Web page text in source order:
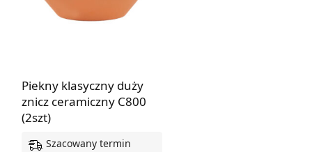
Piekny klasyczny duży
znicz ceramiczny C800
(2szt)
Szacowany termin